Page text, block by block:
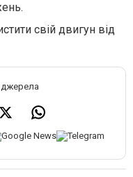
свій двигун від
джерела